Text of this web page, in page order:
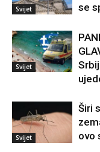
Svijet
se
Svijet
Svijet
Širi
ovo